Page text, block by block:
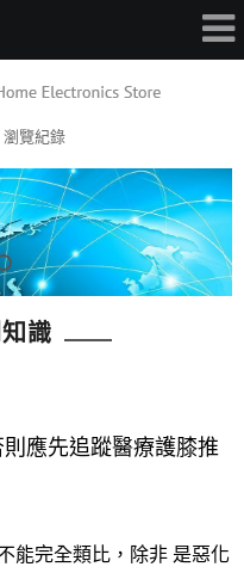
瀏覽紀錄
識
應先追蹤醫療護膝推
能完全類比，除非 是惡化